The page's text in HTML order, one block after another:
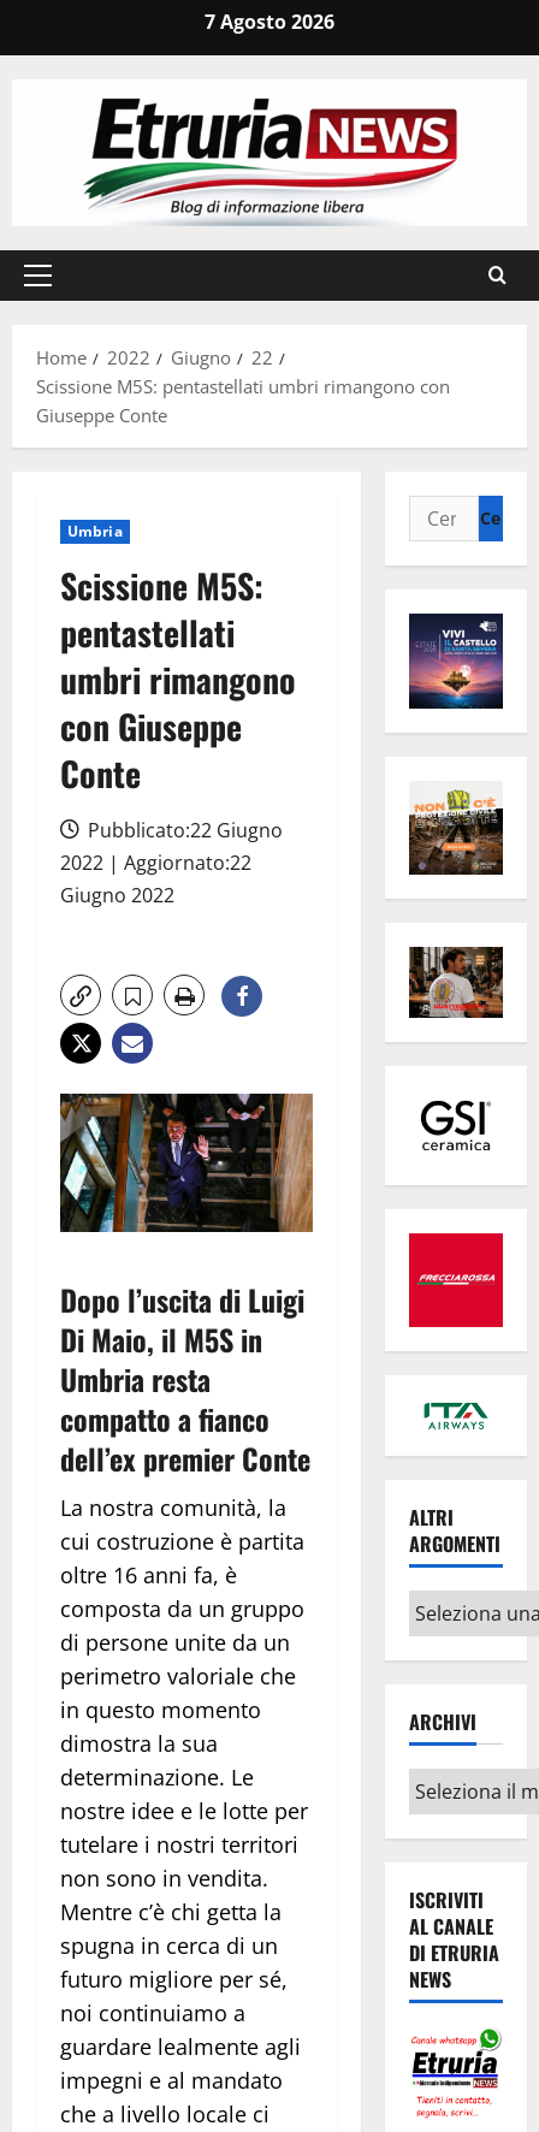
7 Agosto 2026
Menu
Home
2022 Giugno
22
Scissione M5S: pentastellati umbri rimangono con
Giuseppe Conte
Umbria
Scissione M5S:
pentastellati
umbri rimangono
con Giuseppe
Conte
Pubblicato:22 Giugno
2022 | Aggiornato:22
Giugno 2022
Dopo l’uscita di Luigi
Di Maio, il M5S in
Umbria resta
compatto a fianco
dell’ex premier Conte
La nostra comunità, la
cui costruzione è partita
oltre 16 anni fa, è
composta da un gruppo
di persone unite da un
perimetro valoriale che
in questo momento
dimostra la sua
determinazione. Le
nostre idee e le lotte per
tutelare i nostri territori
non sono in vendita.
Mentre c’è chi getta la
spugna in cerca di un
futuro migliore per sé,
noi continuiamo a
guardare lealmente agli
impegni e al mandato
che a livello locale ci
Ricerca
per:
ALTRI
ARGOMENTI
Altri
argomenti
ARCHIVI
Archivi
ISCRIVITI
AL CANALE
DI ETRURIA
NEWS